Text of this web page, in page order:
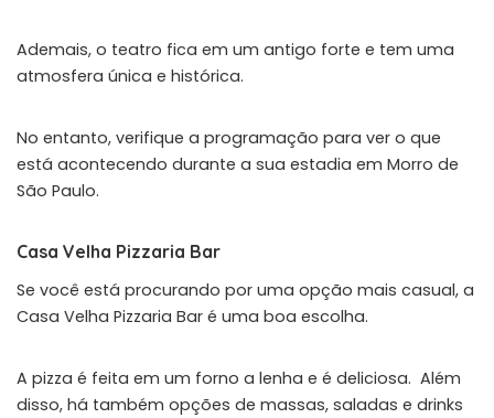
Ademais, o teatro fica em um antigo forte e tem uma
atmosfera única e histórica.
No entanto, verifique a programação para ver o que
está acontecendo durante a sua estadia em Morro de
São Paulo.
Casa Velha Pizzaria Bar
Se você está procurando por uma opção mais casual, a
Casa Velha Pizzaria Bar é uma boa escolha.
A pizza é feita em um forno a lenha e é deliciosa. Além
disso, há também opções de massas, saladas e drinks